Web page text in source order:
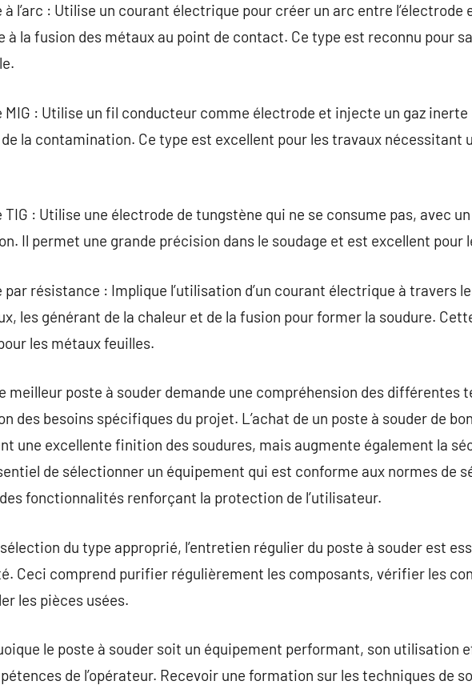
à l’arc : Utilise un courant électrique pour créer un arc entre l’électrode
à la fusion des métaux au point de contact. Ce type est reconnu pour
MIG : Utilise un fil conducteur comme électrode et injecte un gaz inerte
la contamination. Ce type est excellent pour les travaux nécessitant
TIG : Utilise une électrode de tungstène qui ne se consume pas, avec
Il permet une grande précision dans le soudage et est excellent pour
par résistance : Implique l’utilisation d’un courant électrique à travers
les générant de la chaleur et de la fusion pour former la soudure.
les métaux feuilles.
meilleur poste à souder demande une compréhension des différentes
des besoins spécifiques du projet. L’achat de un poste à souder de
une excellente finition des soudures, mais augmente également la
de sélectionner un équipement qui est conforme aux normes de
fonctionnalités renforçant la protection de l’utilisateur.
du type approprié, l’entretien régulier du poste à souder est
Ceci comprend purifier régulièrement les composants, vérifier les
les pièces usées.
le poste à souder soit un équipement performant, son utilisation
de l’opérateur. Recevoir une formation sur les techniques de